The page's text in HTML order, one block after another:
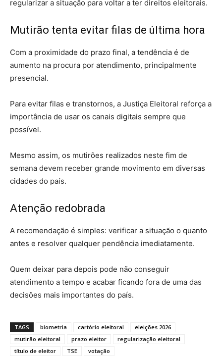
regularizar a situação para voltar a ter direitos eleitorais.
Mutirão tenta evitar filas de última hora
Com a proximidade do prazo final, a tendência é de
aumento na procura por atendimento, principalmente
presencial.
Para evitar filas e transtornos, a Justiça Eleitoral reforça a
importância de usar os canais digitais sempre que
possível.
Mesmo assim, os mutirões realizados neste fim de
semana devem receber grande movimento em diversas
cidades do país.
Atenção redobrada
A recomendação é simples: verificar a situação o quanto
antes e resolver qualquer pendência imediatamente.
Quem deixar para depois pode não conseguir
atendimento a tempo e acabar ficando fora de uma das
decisões mais importantes do país.
TAGS biometria cartório eleitoral
eleições 2026
mutirão eleitoral
prazo eleitor
regularização eleitoral
título de eleitor
TSE votação